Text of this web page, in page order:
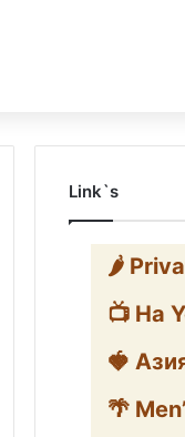
Link`s
🌶️
📺 На
🍓
🌴